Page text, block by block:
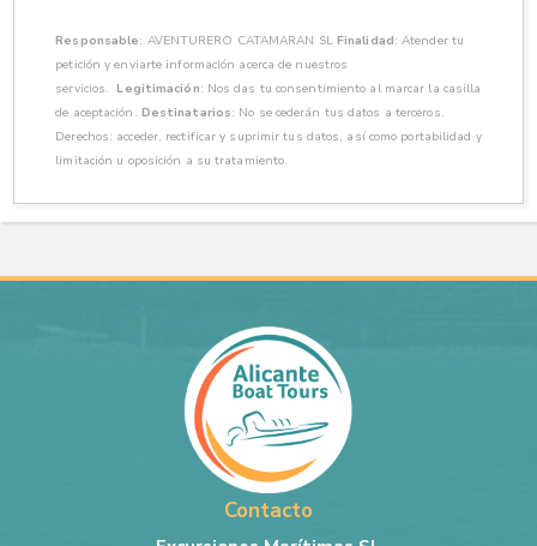
Responsable: AVENTURERO CATAMARAN SL Finalidad: Atender tu
petición y enviarte información acerca de nuestros
servicios.Legitimación: Nos das tu consentimiento al marcar la casilla
de aceptación. Destinatarios: No se cederán tus datos a terceros.
Derechos: acceder, rectificar y suprimir tus datos, así como portabilidad y
limitación u oposición a su tratamiento.
Contacto